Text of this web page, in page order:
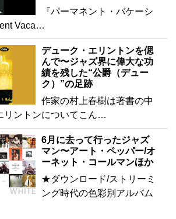
『パーマネント・バケーシ
Vaca…
デューク・エリントンを偲
んで〜ジャズ界に偉大な功
績を残した“公爵（デュー
ク）”の足跡
作家の村上春樹は著書の中
リントンについてこん…
6月に去って行ったジャズ
マン〜アート・ペッパー/オ
ーネット・コールマンほか
★ダウンロード/ストリーミ
ング時代の色彩別アルバム